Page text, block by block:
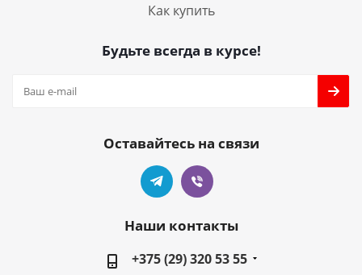
Как купить
Будьте всегда в курсе!
Оставайтесь на связи
Наши контакты
+375 (29) 320 53 55